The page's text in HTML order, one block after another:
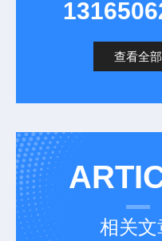
查看全部
相关文